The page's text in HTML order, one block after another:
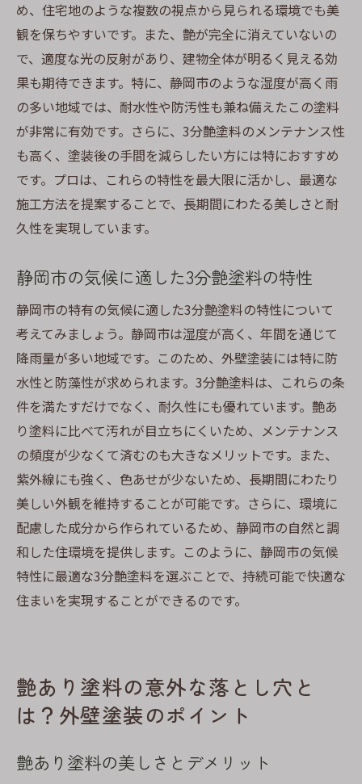
め、住宅地のような複数の視点から見られる環境でも美
観を保ちやすいです。また、艶が完全に消えていないの
で、適度な光の反射があり、建物全体が明るく見える効
果も期待できます。特に、静岡市のような湿度が高く雨
の多い地域では、耐水性や防汚性も兼ね備えたこの塗料
が非常に有効です。さらに、3分艶塗料のメンテナンス性
も高く、塗装後の手間を減らしたい方には特におすすめ
です。プロは、これらの特性を最大限に活かし、最適な
施工方法を提案することで、長期間にわたる美しさと耐
久性を実現しています。
静岡市の気候に適した3分艶塗料の特性
静岡市の特有の気候に適した3分艶塗料の特性について
考えてみましょう。静岡市は湿度が高く、年間を通じて
降雨量が多い地域です。このため、外壁塗装には特に防
水性と防藻性が求められます。3分艶塗料は、これらの条
件を満たすだけでなく、耐久性にも優れています。艶あ
り塗料に比べて汚れが目立ちにくいため、メンテナンス
の頻度が少なくて済むのも大きなメリットです。また、
紫外線にも強く、色あせが少ないため、長期間にわたり
美しい外観を維持することが可能です。さらに、環境に
配慮した成分から作られているため、静岡市の自然と調
和した住環境を提供します。このように、静岡市の気候
特性に最適な3分艶塗料を選ぶことで、持続可能で快適な
住まいを実現することができるのです。
艶あり塗料の意外な落とし穴と
は？外壁塗装のポイント
艶あり塗料の美しさとデメリット